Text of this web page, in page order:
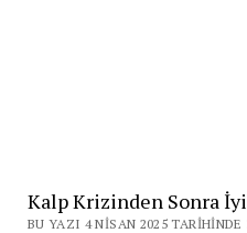
Kalp Krizinden Sonra
BU YAZI 4 NISAN 2025